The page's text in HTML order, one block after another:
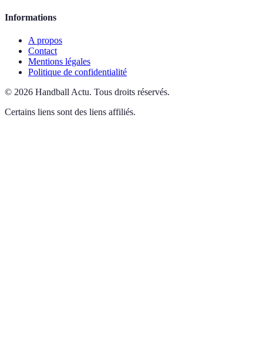
Informations
A propos
Contact
Mentions légales
Politique de confidentialité
© 2026 Handball Actu. Tous droits réservés.
Certains liens sont des liens affiliés.